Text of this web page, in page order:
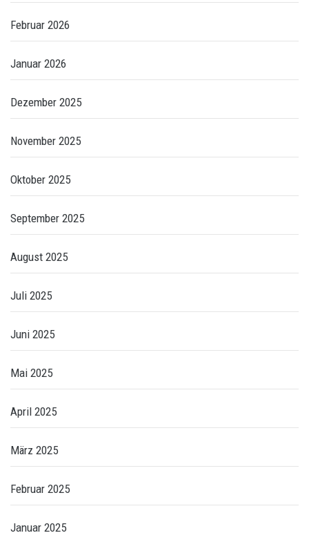
Februar 2026
Januar 2026
Dezember 2025
November 2025
Oktober 2025
September 2025
August 2025
Juli 2025
Juni 2025
Mai 2025
April 2025
März 2025
Februar 2025
Januar 2025